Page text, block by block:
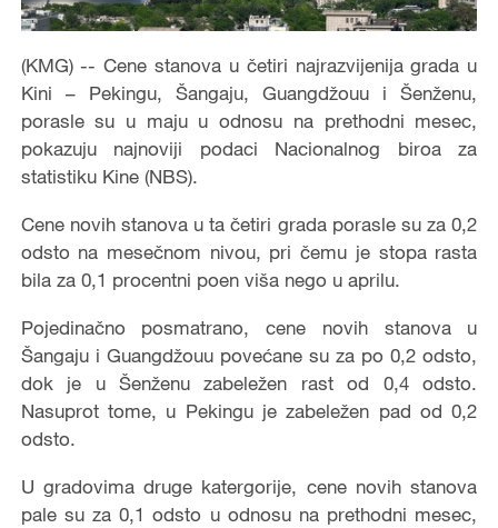
(KMG) -- Cene stanova u četiri najrazvijenija grada u
Kini – Pekingu, Šangaju, Guangdžouu i Šenženu,
porasle su u maju u odnosu na prethodni mesec,
pokazuju najnoviji podaci Nacionalnog biroa za
statistiku Kine (NBS).
Cene novih stanova u ta četiri grada porasle su za 0,2
odsto na mesečnom nivou, pri čemu je stopa rasta
bila za 0,1 procentni poen viša nego u aprilu.
Pojedinačno posmatrano, cene novih stanova u
Šangaju i Guangdžouu povećane su za po 0,2 odsto,
dok je u Šenženu zabeležen rast od 0,4 odsto.
Nasuprot tome, u Pekingu je zabeležen pad od 0,2
odsto.
U gradovima druge katergorije, cene novih stanova
pale su za 0,1 odsto u odnosu na prethodni mesec,